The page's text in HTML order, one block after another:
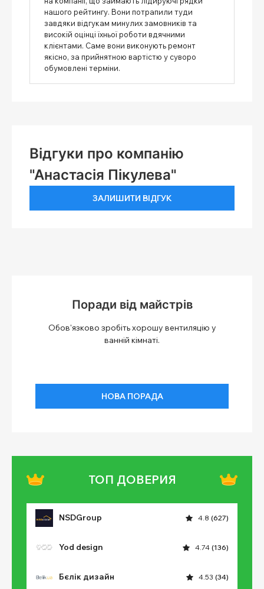
нашого рейтингу. Вони потрапили туди
завдяки відгукам минулих замовників та
високій оцінці їхньої роботи вдячними
клієнтами. Саме вони виконують ремонт
якісно, ​​за прийнятною вартістю у суворо
обумовлені терміни.
Відгуки про компанію
"Анастасія Пікулева"
ЗАЛИШИТИ ВІДГУК
Поради від майстрів
Обов'язково зробіть хорошу вентиляцію у
ванній кімнаті.
НОВА ПОРАДА
ТОП ДОВЕРИЯ
NSDGroup 4.8 (627)
Yod design 4.74 (136)
Бєлік дизайн 4.53 (34)